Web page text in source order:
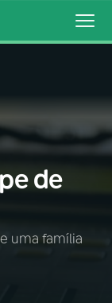
de
uma família